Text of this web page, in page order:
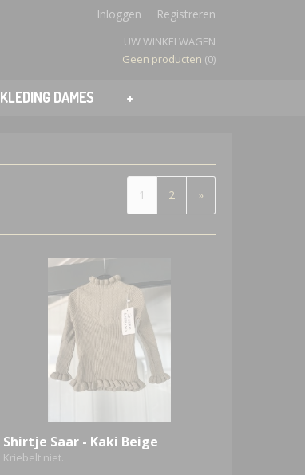
Inloggen Registreren
UW WINKELWAGEN
Geen producten (0)
KLEDING DAMES +
1 2 »
Shirtje Saar - Kaki Beige
Kriebelt niet.